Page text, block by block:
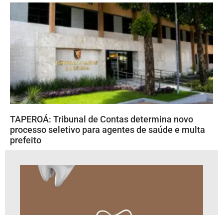
TAPEROÁ: Tribunal de Contas determina novo
processo seletivo para agentes de saúde e multa
prefeito